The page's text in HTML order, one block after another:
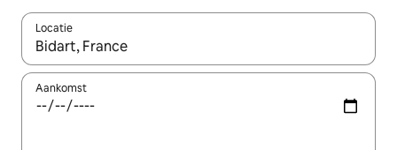
Locatie
Wanneer er resultaten beschikbaar zijn, maak je een keuze
Aankomst